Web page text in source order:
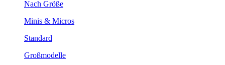
Nach Größe
Minis & Micros
Standard
Großmodelle